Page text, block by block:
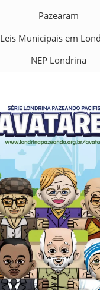
Pazearam
Leis Municipais em
NEP Londrina